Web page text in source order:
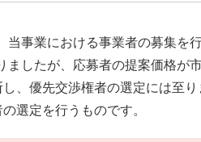
事業における事業者の募集を
したが、応募者の提案価格が
、優先交渉権者の選定には至り
選定を行うものです。